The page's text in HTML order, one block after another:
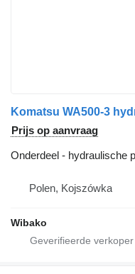
Komatsu WA500-3
Prijs op aanvraag
Onderdeel - hydraulische
Polen, Kojszówka
Wibako